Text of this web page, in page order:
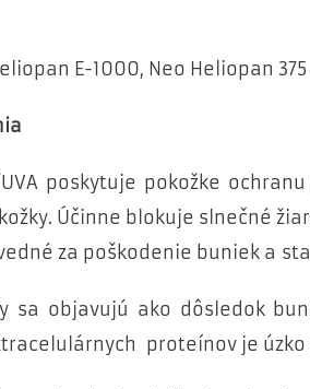
E-1000, Neo Heliopan
UVA poskytuje pokožke
Účinne blokuje slnečné
za poškodenie buniek a
sa objavujú ako dôsledok
proteínov je